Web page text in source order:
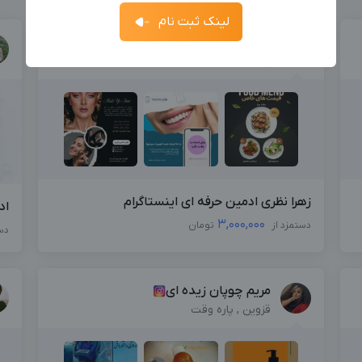
زهرا نظری
زهرا نظری ادمین حرفه ای اینستاگرام
دستمزد از 3,000,000 تومان
مریم چوپان زیده ای
قزوین , پاره وقت
جدیدترین آگهی‌های استخدامی را ببینید
آگهی استخدام ادمین
بزرگترین پیج ادمینی بزرگترین کانال ادمینی
لینک ثبت نام